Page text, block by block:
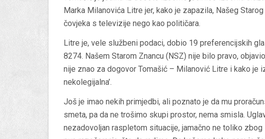
Marka Milanovića Litre jer, kako je zapazila, Našeg
čovjeka s televizije nego kao političara.
Litre je, vele službeni podaci, dobio 19 preferencijskih
8274. Našem Starom Znancu (NSZ) nije bilo pravo,
nije znao za dogovor Tomašić – Milanović Litre i kako je
nekolegijalna’.
Još je imao nekih primjedbi, ali poznato je da mu
smeta, pa da ne trošimo skupi prostor, nema smisla.
nezadovoljan raspletom situacije, jamačno ne toliko